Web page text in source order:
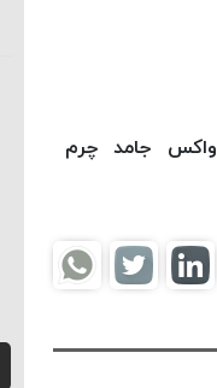
واکس جامد چرم